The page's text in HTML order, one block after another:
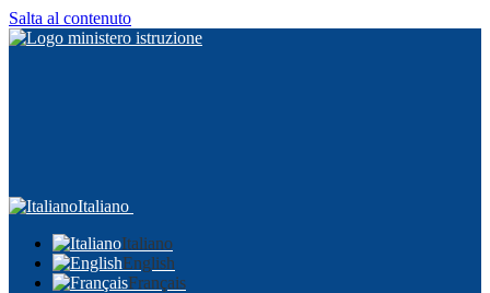
Salta al contenuto
Italiano
Italiano
English
Français